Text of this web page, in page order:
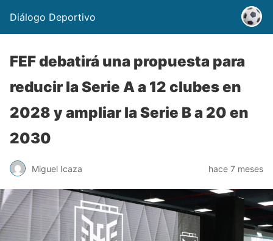
Diálogo Deportivo
FEF debatirá una propuesta para
reducir la Serie A a 12 clubes en
2028 y ampliar la Serie B a 20 en
2030
Miguel Icaza hace 7 meses